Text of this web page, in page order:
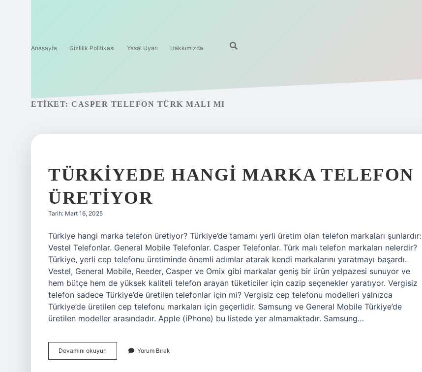
Anasayfa Gizlilik Politikası Yasal Uyarı Hakkımızda
ETIKET: CASPER TELEFON TÜRK MALI MI
TÜRKIYEDE HANGI MARKA TELEFON
ÜRETIYOR
Tarih: Mart 16, 2025
Türkiye hangi marka telefon üretiyor? Türkiye’de tamamı yerli üretim olan telefon markaları şunlardır:
Vestel Telefonlar. General Mobile Telefonlar. Casper Telefonlar. Türk malı telefon markaları nelerdir?
Türkiye, yerli cep telefonu üretiminde önemli adımlar atarak kendi markalarını yaratmayı başardı.
Vestel, General Mobile, Reeder, Casper ve Omix gibi markalar geniş bir ürün yelpazesi sunuyor ve
hem bütçe hem de yüksek kaliteli telefon arayan tüketiciler için cazip seçenekler yaratıyor. Vergisiz
telefon sadece Türkiye’de üretilen telefonlar için mi? Vergisiz cep telefonu modelleri yalnızca
Türkiye’de üretilen cep telefonu markaları için geçerlidir. Samsung ve General Mobile Türkiye’de
üretilen modeller arasındadır. Apple (iPhone) bu listede yer almamaktadır. Samsung…
Devamını okuyun Türkiyede
Hangi
Yorum Bırak